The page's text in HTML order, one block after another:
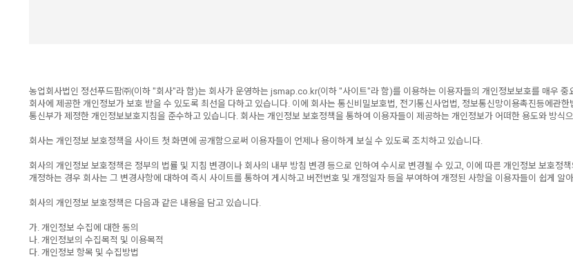
농업회사법인 정선푸드팜㈜(이하 "회사"라 함)는 회사가 운영하는 jsmap.co.kr(이하 "사이트"라 함)를 이용하는 이용자들의 개인정보보호를 매우
회사에 제공한 개인정보가 보호 받을 수 있도록 최선을 다하고 있습니다. 이에 회사는 통신비밀보호법, 전기통신사업법, 정보통신망이용촉진등에관
통신부가 제정한 개인정보보호지침을 준수하고 있습니다. 회사는 개인정보 보호정책을 통하여 이용자들이 제공하는 개인정보가 어떠한 용도와 방
회사는 개인정보 보호정책을 사이트 첫 화면에 공개함으로써 이용자들이 언제나 용이하게 보실 수 있도록 조치하고 있습니다.
회사의 개인정보 보호정책은 정부의 법률 및 지침 변경이나 회사의 내부 방침 변경 등으로 인하여 수시로 변경될 수 있고, 이에 따른 개인정보 보호
개정하는 경우 회사는 그 변경사항에 대하여 즉시 사이트를 통하여 게시하고 버전번호 및 개정일자 등을 부여하여 개정된 사항을 이용자들이 쉽게
회사의 개인정보 보호정책은 다음과 같은 내용을 담고 있습니다.
가. 개인정보 수집에 대한 동의
나. 개인정보의 수집목적 및 이용목적
다. 개인정보 항목 및 수집방법